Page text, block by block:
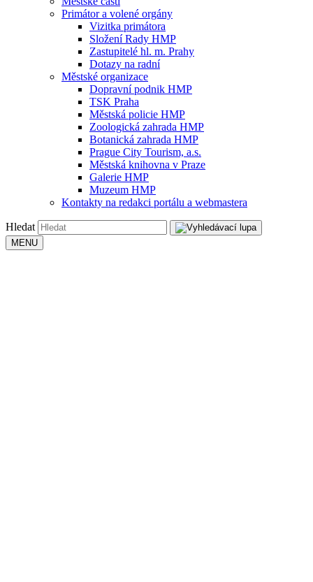
Primátor a volené orgány
Vizitka primátora
Složení Rady HMP
Zastupitelé hl. m. Prahy
Dotazy na radní
Městské organizace
Dopravní podnik HMP
TSK Praha
Městská policie HMP
Zoologická zahrada HMP
Botanická zahrada HMP
Prague City Tourism, a.s.
Městská knihovna v Praze
Galerie HMP
Muzeum HMP
Kontakty na redakci portálu a webmastera
Hledat
MENU